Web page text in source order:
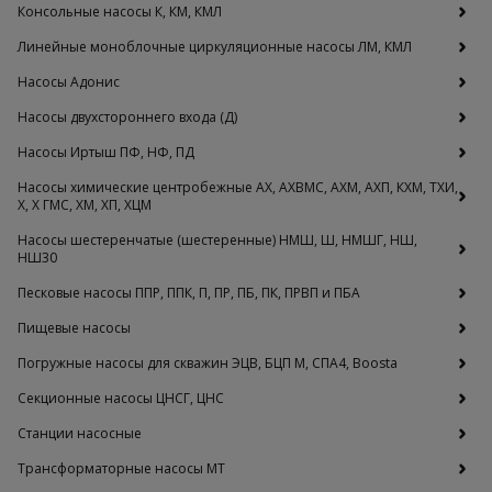
Консольные насосы К, КМ, КМЛ
Линейные моноблочные циркуляционные насосы ЛМ, КМЛ
Насосы Адонис
Насосы двухстороннего входа (Д)
Насосы Иртыш ПФ, НФ, ПД
Насосы химические центробежные АХ, АХВМС, АХМ, АХП, КХМ, ТХИ,
Х, Х ГМС, ХМ, ХП, ХЦМ
Насосы шестеренчатые (шестеренные) НМШ, Ш, НМШГ, НШ,
НШ30
Песковые насосы ППР, ППК, П, ПР, ПБ, ПК, ПРВП и ПБА
Пищевые насосы
Погружные насосы для скважин ЭЦВ, БЦП М, СПА4, Boosta
Секционные насосы ЦНСГ, ЦНС
Станции насосные
Трансформаторные насосы МТ